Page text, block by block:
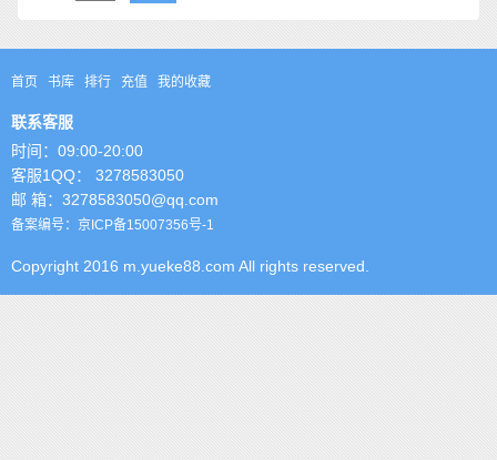
首页 书库 排行 充值 我的收藏
联系客服
时间：09:00-20:00
客服1QQ： 3278583050
邮 箱：3278583050@qq.com
备案编号：京ICP备15007356号-1
Copyright 2016 m.yueke88.com All rights reserved.